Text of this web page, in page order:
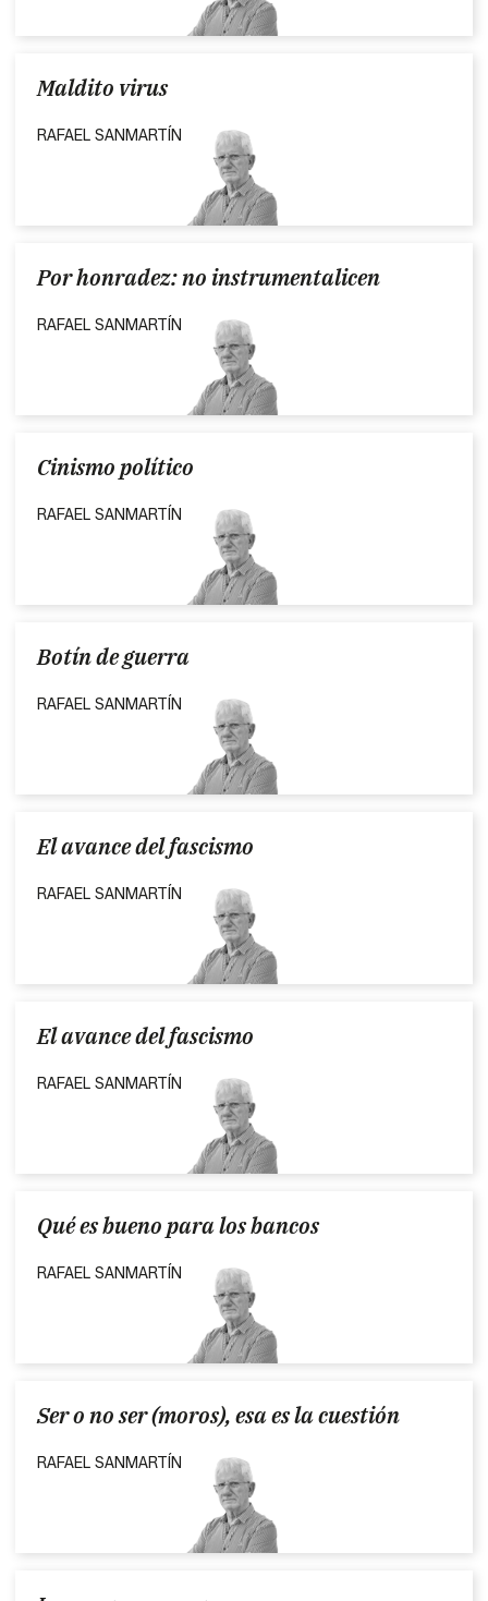
Maldito virus
RAFAEL SANMARTÍN
Por honradez: no instrumentalicen
RAFAEL SANMARTÍN
Cinismo político
RAFAEL SANMARTÍN
Botín de guerra
RAFAEL SANMARTÍN
El avance del fascismo
RAFAEL SANMARTÍN
El avance del fascismo
RAFAEL SANMARTÍN
Qué es bueno para los bancos
RAFAEL SANMARTÍN
Ser o no ser (moros), esa es la cuestión
RAFAEL SANMARTÍN